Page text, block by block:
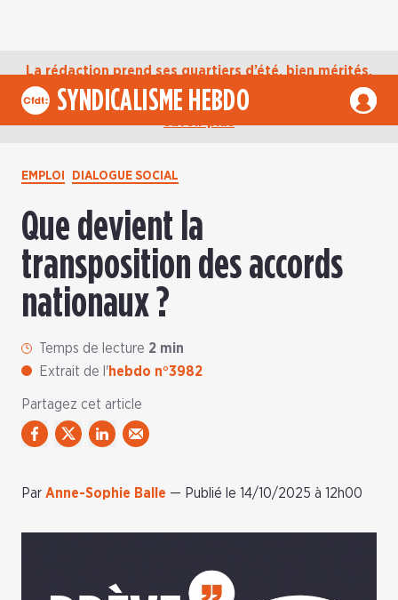
La rédaction prend ses quartiers d’été, bien mérités,
jusqu’au mardi 1er septembre. D’ici là, retrouvez
l’actualité de la CFDT sur notre compte Bluesky. En
SYNDICALISME HEBDO
EMPLOI DIALOGUE SOCIAL
Que devient la
transposition des accords
nationaux ?
Temps de lecture 2 min
Extrait de l'hebdo n°3982
Partagez cet article
Par Anne-Sophie Balle — Publié le 14/10/2025 à 12h00